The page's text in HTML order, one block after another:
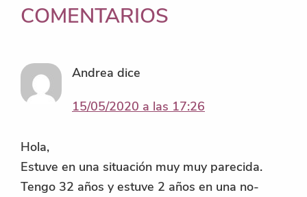
INTERACCIONES
LOS
LECTORES
COMENTARIOS
Andrea dice
15/05/2020 a las 17:26
Hola,
Estuve en una situación muy muy parecida.
Tengo 32 años y estuve 2 años en una no-